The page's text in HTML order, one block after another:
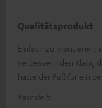
Qualitätsprodukt
Einfach zu montieren,
verbessern den Klang
hätte der Fuß für ein
Pascale b.